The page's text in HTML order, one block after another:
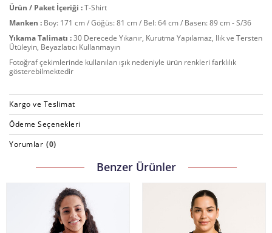
Ürün / Paket İçeriği :T-Shirt
Manken : Boy: 171 cm / Göğüs: 81 cm / Bel: 64 cm / Basen: 89 cm - S/36
Yıkama Talimatı :30 Derecede Yıkanır, Kurutma Yapılamaz, Ilık ve Tersten
Ütüleyin, Beyazlatıcı Kullanmayın
Fotoğraf çekimlerinde kullanılan ışık nedeniyle ürün renkleri farklılık
gösterebilmektedir
Kargo ve Teslimat
Ödeme Seçenekleri
Yorumlar (0)
Benzer Ürünler